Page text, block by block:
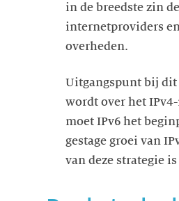
in de breedste zin
internetproviders
overheden.
Uitgangspunt bij dit
wordt over het
moet IPv6 het
gestage groei van
van deze strategie